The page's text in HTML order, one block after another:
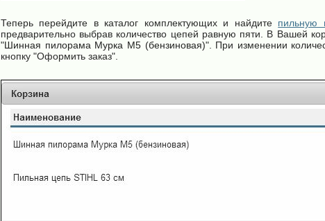
Теперь перейдите в каталог комплектующих и найдите пильную
предварительно выбрав количество цепей равную пяти. В Вашей
"Шинная пилорама Мурка М5 (бензиновая)". При изменении
кнопку "Оформить заказ".